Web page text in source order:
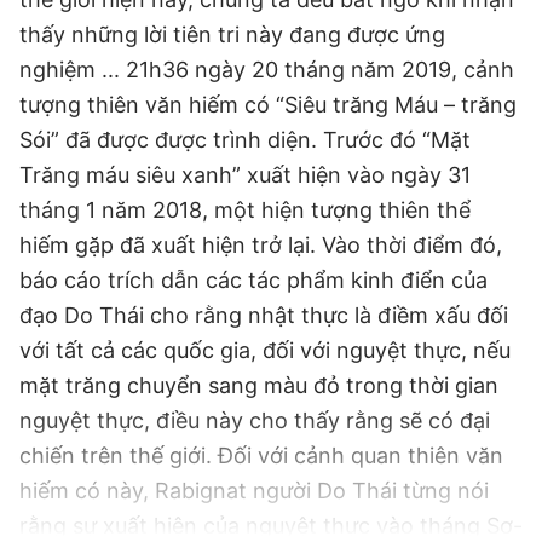
thấy những lời tiên tri này đang được ứng
nghiệm ... 21h36 ngày 20 tháng năm 2019, cảnh
tượng thiên văn hiếm có “Siêu trăng Máu – trăng
Sói” đã được được trình diện. Trước đó “Mặt
Trăng máu siêu xanh” xuất hiện vào ngày 31
tháng 1 năm 2018, một hiện tượng thiên thể
hiếm gặp đã xuất hiện trở lại. Vào thời điểm đó,
báo cáo trích dẫn các tác phẩm kinh điển của
đạo Do Thái cho rằng nhật thực là điềm xấu đối
với tất cả các quốc gia, đối với nguyệt thực, nếu
mặt trăng chuyển sang màu đỏ trong thời gian
nguyệt thực, điều này cho thấy rằng sẽ có đại
chiến trên thế giới. Đối với cảnh quan thiên văn
hiếm có này, Rabignat người Do Thái từng nói
rằng sự xuất hiện của nguyệt thực vào tháng Sơ-